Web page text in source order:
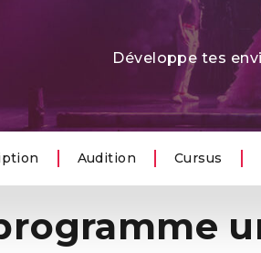
Développe tes
Audition Cursus